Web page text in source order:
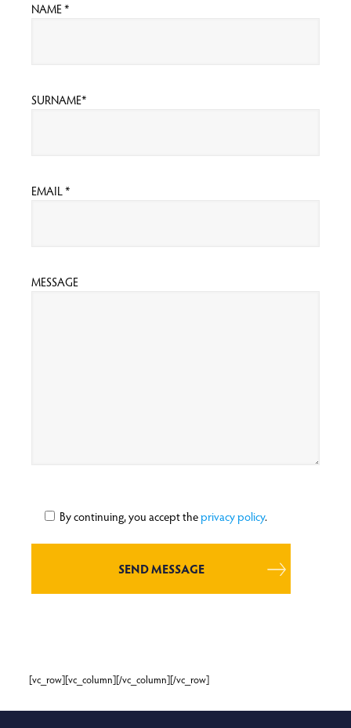
NAME *
SURNAME*
EMAIL *
MESSAGE
By continuing, you accept theprivacy policy.
[vc_row][vc_column][/vc_column][/vc_row]